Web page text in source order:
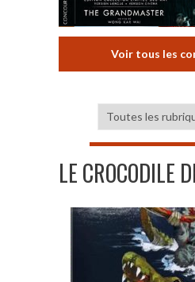
Voir tous les
LE CROCODILE